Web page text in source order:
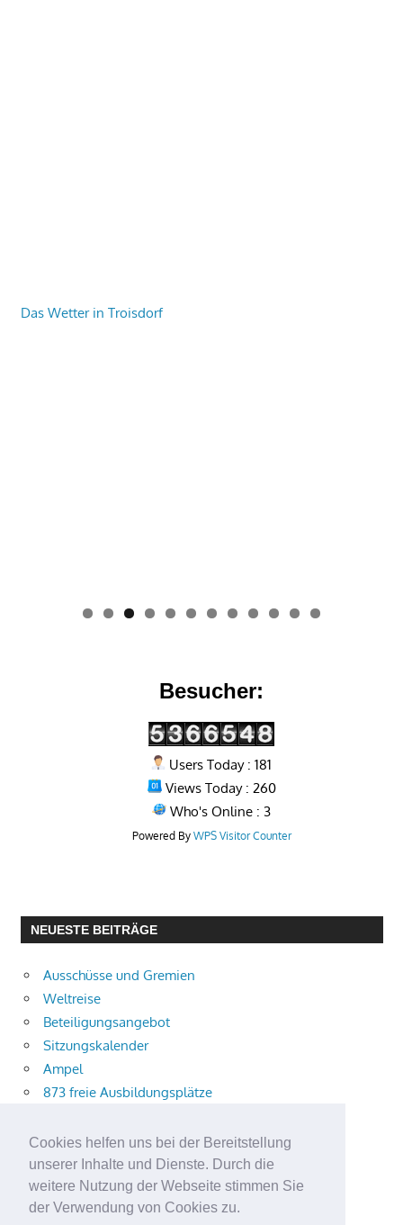
Cookies helfen uns bei der Bereitstellung
unserer Inhalte und Dienste. Durch die
weitere Nutzung der Webseite stimmen Sie
der Verwendung von Cookies zu.
Das Wetter in Troisdorf
0 1 2
Besucher:
Users Today : 181
Views Today : 260
Who's Online : 3
Powered By WPS Visitor Counter
NEUESTE BEITRÄGE
Ausschüsse und Gremien
Weltreise
Beteiligungsangebot
Sitzungskalender
Ampel
873 freie Ausbildungsplätze
Aktuelle Verkehrsmeldungen
Terracliff
Wärmeplanung
Demokratie-Tag 2026